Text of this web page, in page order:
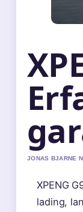
JONAS BJARNE
XPENG
lading,